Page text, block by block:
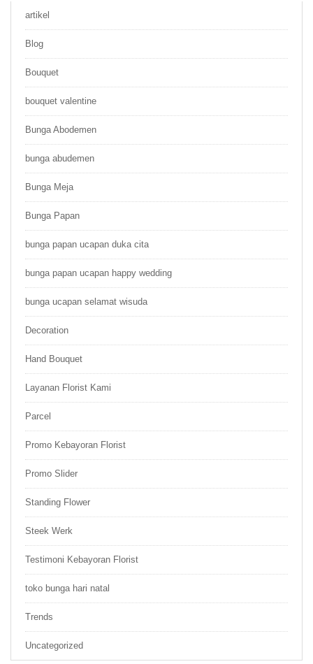
artikel
Blog
Bouquet
bouquet valentine
Bunga Abodemen
bunga abudemen
Bunga Meja
Bunga Papan
bunga papan ucapan duka cita
bunga papan ucapan happy wedding
bunga ucapan selamat wisuda
Decoration
Hand Bouquet
Layanan Florist Kami
Parcel
Promo Kebayoran Florist
Promo Slider
Standing Flower
Steek Werk
Testimoni Kebayoran Florist
toko bunga hari natal
Trends
Uncategorized